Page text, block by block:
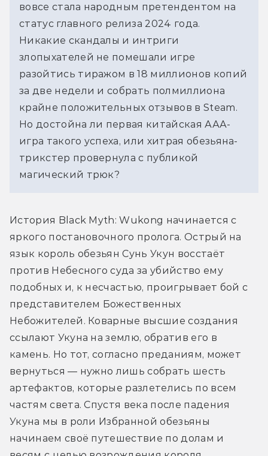
вовсе стала народным претендентом на
статус главного релиза 2024 года.
Никакие скандалы и интриги
злопыхателей не помешали игре
разойтись тиражом в 18 миллионов копий
за две недели и собрать полмиллиона
крайне положительных отзывов в Steam.
Но достойна ли первая китайская ААА-
игра такого успеха, или хитрая обезьяна-
трикстер провернула с публикой
магический трюк?
История Black Myth: Wukong начинается с
яркого постановочного пролога. Острый на
язык король обезьян Сунь Укун восстаёт
против Небесного суда за убийство ему
подобных и, к несчастью, проигрывает бой с
представителем Божественных
Небожителей. Коварные высшие создания
ссылают Укуна на землю, обратив его в
камень. Но тот, согласно преданиям, может
вернуться — нужно лишь собрать шесть
артефактов, которые разлетелись по всем
частям света. Спустя века после падения
Укуна мы в роли Избранной обезьяны
начинаем своё путешествие по долам и